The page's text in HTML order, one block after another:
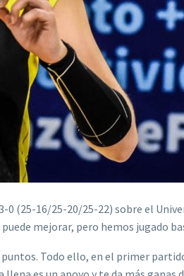
(25-16/25-20/25-22) sobre el
mejorar, pero hemos jugado
Todo ello, en el primer